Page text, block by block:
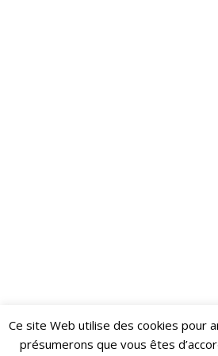
Restez informé·e des dernières
Ce site Web utilise des cookies pour
présumerons que vous êtes